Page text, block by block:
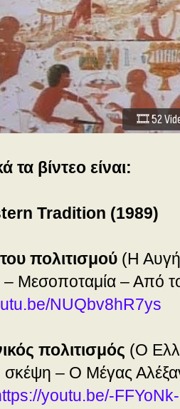
🎞️ 52
τα βίντεο είναι:
Tradition (1989)
πολιτισμού (Η Αυγή
– Μεσοποταμία – Από
NUQbv8hR7ys
πολιτισμός (Ο
σκέψη – Ο Μέγας
youtu.be/-